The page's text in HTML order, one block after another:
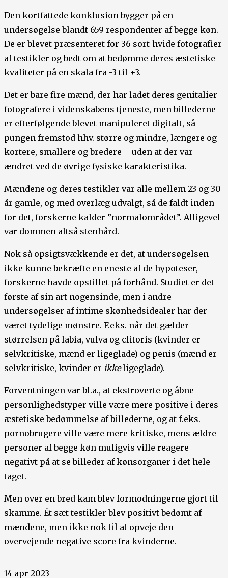
Den kortfattede konklusion bygger på en
undersøgelse blandt 659 respondenter af begge køn.
De er blevet præsenteret for 36 sort-hvide fotografier
af testikler og bedt om at bedømme deres æstetiske
kvaliteter på en skala fra -3 til +3.
Det er bare fire mænd, der har ladet deres genitalier
fotografere i videnskabens tjeneste, men billederne
er efterfølgende blevet manipuleret digitalt, så
pungen fremstod hhv. større og mindre, længere og
kortere, smallere og bredere – uden at der var
ændret ved de øvrige fysiske karakteristika.
Mændene og deres testikler var alle mellem 23 og 30
år gamle, og med overlæg udvalgt, så de faldt inden
for det, forskerne kalder ”normalområdet”. Alligevel
var dommen altså stenhård.
Nok så opsigtsvækkende er det, at undersøgelsen
ikke kunne bekræfte en eneste af de hypoteser,
forskerne havde opstillet på forhånd. Studiet er det
første af sin art nogensinde, men i andre
undersøgelser af intime skønhedsidealer har der
været tydelige mønstre. F.eks. når det gælder
størrelsen på labia, vulva og clitoris (kvinder er
selvkritiske, mænd er ligeglade) og penis (mænd er
selvkritiske, kvinder er ikkeligeglade).
Forventningen var bl.a., at ekstroverte og åbne
personlighedstyper ville være mere positive i deres
æstetiske bedømmelse af billederne, og at f.eks.
pornobrugere ville være mere kritiske, mens ældre
personer af begge køn muligvis ville reagere
negativt på at se billeder af kønsorganer i det hele
taget.
Men over en bred kam blev formodningerne gjort til
skamme. Ét sæt testikler blev positivt bedømt af
mændene, men ikke nok til at opveje den
overvejende negative score fra kvinderne.
14 apr 2023